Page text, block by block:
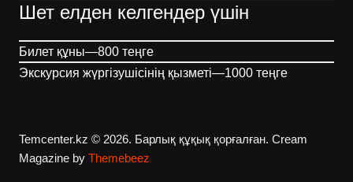
Шет елден келгендер үшін
Билет құны—800 теңге
Экскурсия жүргізушісінің қызметі—1000 теңге
Temcenter.kz © 2026. Барлық құқық қорғалған. Cream
Magazine by Themebeez